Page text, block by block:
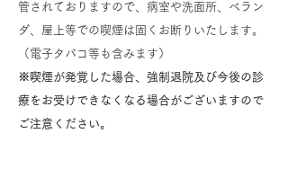
管されておりますので、病室や洗面所、べラン
ダ、屋上等での喫煙は固くお断りいたします。
（電子タバコ等も含みます）
※喫煙が発覚した場合、強制退院及び今後の診
療をお受けできなくなる場合がございますので
ご注意ください。